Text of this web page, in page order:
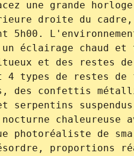
une grande
droite du
5h00.
un éclairage chaud
et des restes
4 types de restes
des confettis
serpentins
chaleureuse
photoréaliste de
proportions